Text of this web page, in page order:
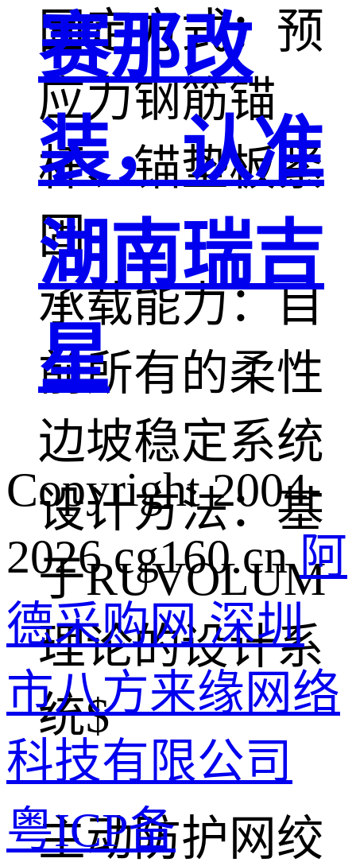
固定方式：预
应力钢筋锚
杆、锚垫板紧
固
承载能力：目
前所有的柔性
边坡稳定系统
设计方法：基
于RUVOLUM
理论的设计系
统$
主动防护网绞
赛那改
装，认准
湖南瑞吉
星
Copyright 2004-
2026 cg160.cn阿
德采购网 深圳
市八方来缘网络
科技有限公司
粤ICP备